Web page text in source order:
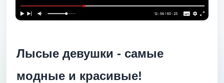
Лысые девушки - самые
модные и красивые!